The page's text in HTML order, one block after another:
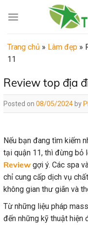
Trang chủ » Làm đẹp »
11
Review top địa
Posted on 08/05/2024 by
Nếu bạn đang tìm kiếm
tại quận 11, thì đừng bỏ
Review gợi ý. Các spa
chỉ cung cấp dịch vụ
không gian thư giãn và
Từ những liệu pháp
đến những kỹ thuật hiện